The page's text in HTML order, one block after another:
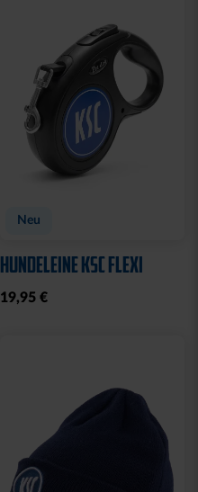
Neu
HUNDELEINE KSC FLEXI
19,95 €